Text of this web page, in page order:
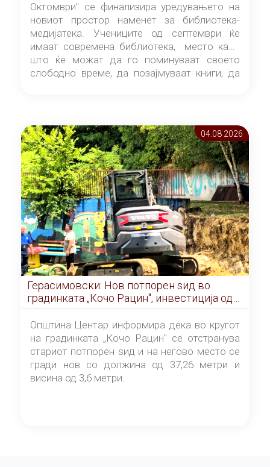
Октомври" се финализира уредувањето на
новиот простор наменет за библиотека-
медијатека. Учениците од септември ќе
имаат современа библиотека, место каде
што ќе можат да го поминуваат своето
слободно време, да позајмуваат книги, да
04.08 2026
Герасимовски: Нов потпорен ѕид во
градинката „Кочо Рацин", инвестиција од
5,99 милиони денари
Општина Центар информира дека во кругот
на градинката „Кочо Рацин" се отстранува
стариот потпорен ѕид и на негово место се
гради нов со должина од 37,26 метри и
висина од 3,6 метри.